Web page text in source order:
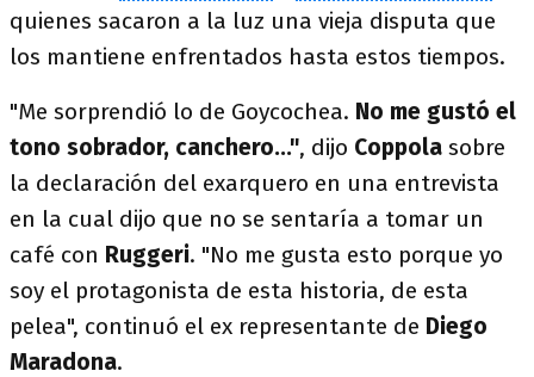
quienes sacaron a la luz una vieja disputa que
los mantiene enfrentados hasta estos tiempos.
"Me sorprendió lo de Goycochea. No me gustó el
tono sobrador, canchero...", dijo Coppola sobre
la declaración del exarquero en una entrevista
en la cual dijo que no se sentaría a tomar un
café con Ruggeri. "No me gusta esto porque yo
soy el protagonista de esta historia, de esta
pelea", continuó el ex representante de Diego
Maradona.